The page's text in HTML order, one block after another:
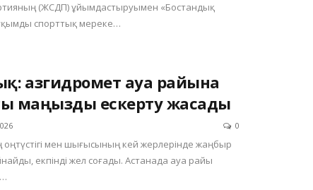
(ЖСДП) ұйымдастыруымен «Бостандық
спорттық мереке…
Қазгидромет ауа райына
маңызды ескерту жасады
0
оңтүстігі мен шығысының кей жерлерінде жаңбыр
екпінді жел соғады. Астанада ауа райы